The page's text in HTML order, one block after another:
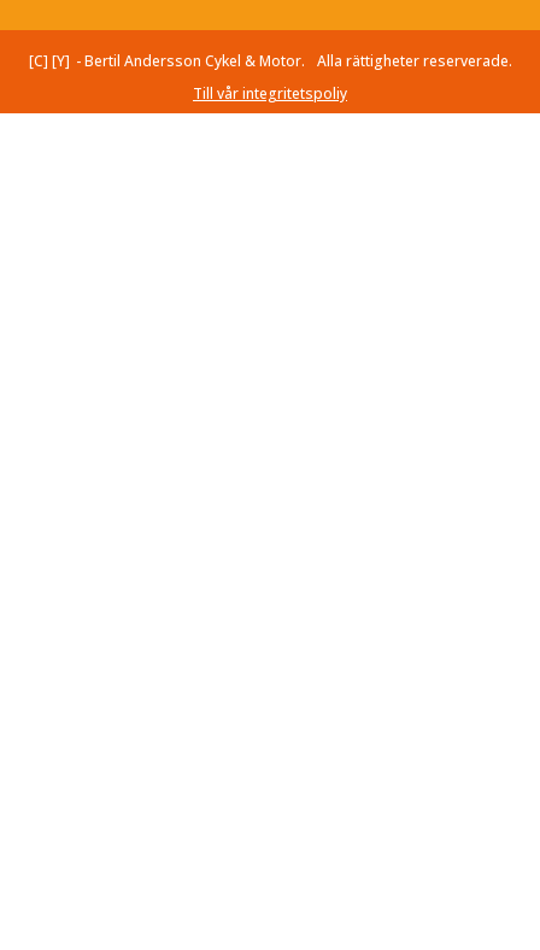
[C] [Y] - Bertil Andersson Cykel & Motor.
Alla rättigheter reserverade.
Till vår integritetspoliy